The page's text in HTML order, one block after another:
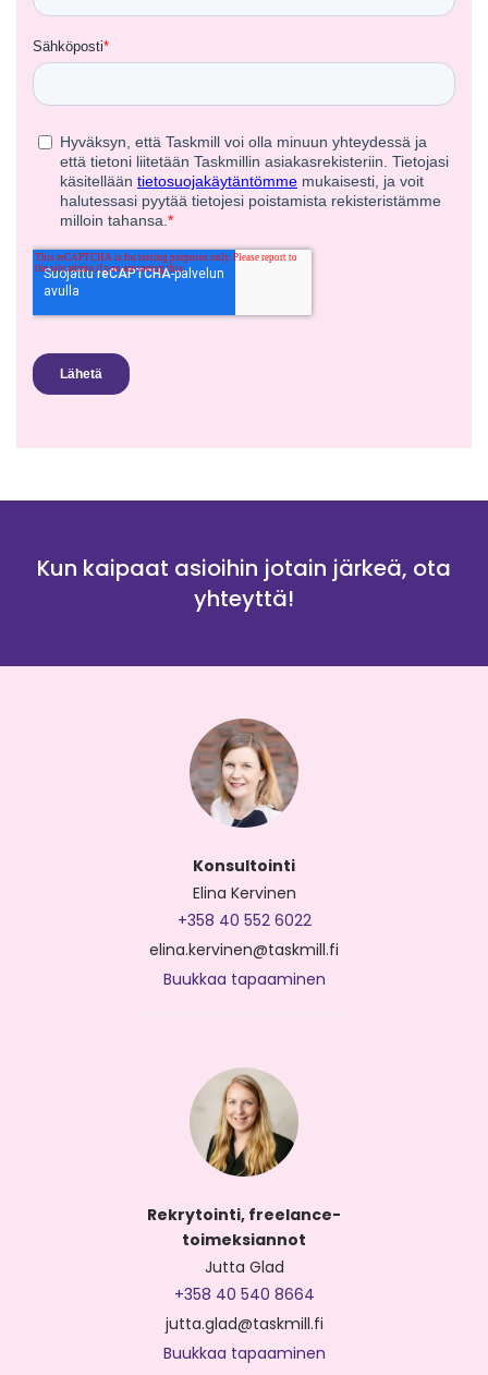
Kun kaipaat asioihin jotain järkeä, ota
yhteyttä!
Konsultointi
Elina Kervinen
+358 40 552 6022
elina.kervinen@taskmill.fi
Buukkaa tapaaminen
Rekrytointi, freelance-
toimeksiannot
Jutta Glad
+358 40 540 8664
jutta.glad@taskmill.fi
Buukkaa tapaaminen